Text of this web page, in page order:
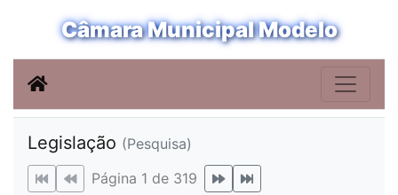
Câmara Municipal Modelo
Legislação (Pesquisa)
Página 1 de 319